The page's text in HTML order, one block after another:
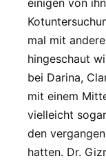
einigen von
mal mit
hingeschaut
bei Darina,
mit einem
vielleicht
den
hatten. Dr.